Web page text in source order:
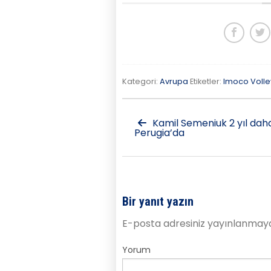
Kategori: Avrupa Etiketler: Imoco
Kamil Semeniuk 2 yıl
Perugia’da
Bir yanıt yazın
E-posta adresiniz
Yorum